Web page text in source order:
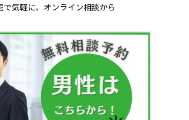
で気軽に、オンライン相談から